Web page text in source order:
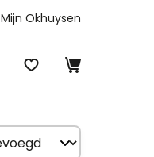
Mijn Okhuysen